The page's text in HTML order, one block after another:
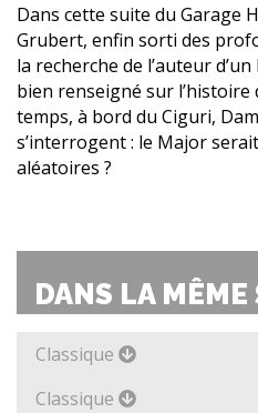
Dans cette suite du Garage
Grubert, enfin sorti des
la recherche de l’auteur
bien renseigné sur l’histoire
temps, à bord du Ciguri,
s’interrogent : le Major
aléatoires ?
DANS LA MÊME
Classique
Classique